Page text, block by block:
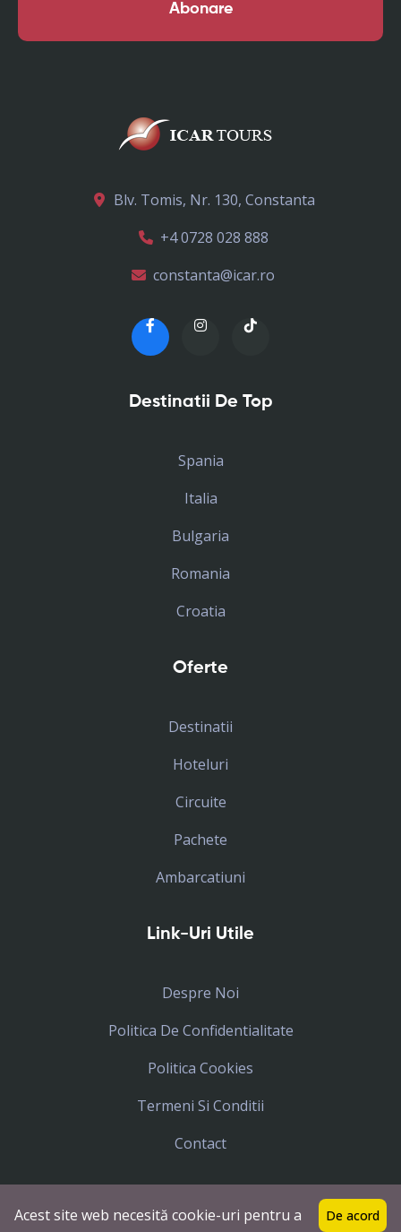
Abonare
Blv. Tomis, Nr. 130, Constanta
+4 0728 028 888
constanta@icar.ro
Destinatii De Top
Spania
Italia
Bulgaria
Romania
Croatia
Oferte
Destinatii
Hoteluri
Circuite
Pachete
Ambarcatiuni
Link-Uri Utile
Despre Noi
Politica De Confidentialitate
Politica Cookies
Termeni Si Conditii
Contact
Icar Tours © 2023
Acest site web necesită cookie-uri pentru a
De acord